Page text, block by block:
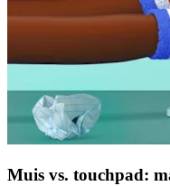
Muis vs. touchpad: